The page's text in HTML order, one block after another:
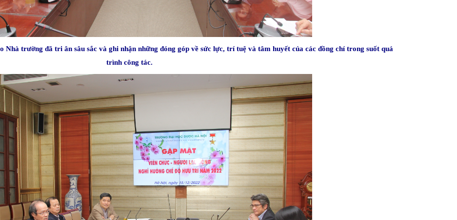
Nhà trường đã tri ân sâu sắc và ghi nhận những đóng góp về sức lực, trí tuệ và tâm huyết của các đồng chí trong suốt quá
trình công tác.